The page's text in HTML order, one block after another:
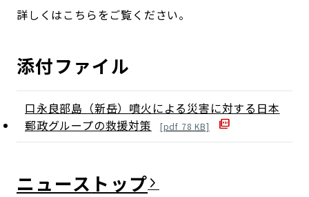
詳しくはこちらをご覧ください。
添付ファイル
口永良部島（新岳）噴火による災害に対する日本
郵政グループの救援対策
[pdf 78 KB]
ニュース